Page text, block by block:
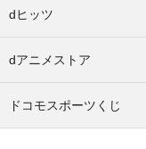
dヒッツ
dアニメストア
ドコモスポーツくじ